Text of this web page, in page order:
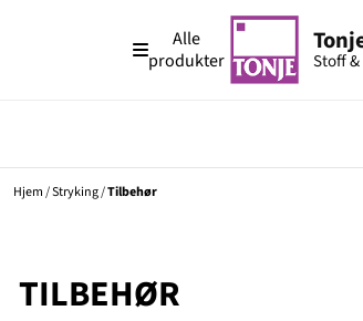
Alle
produkter
Hjem/Stryking/Tilbehør
TILBEHØR